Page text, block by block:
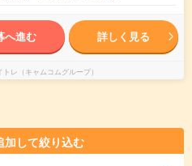
へ進む 詳しく見る
レ（キャムコムグループ）
加して絞り込む